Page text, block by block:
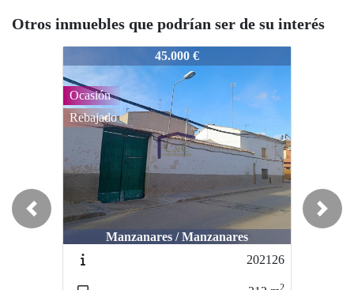
Otros inmuebles que podrían ser de su interés
45.000 €
Manzanares / Manzanares
Ocasión
Rebajado
202126
2
201810
Manzanares / Manzanares
Previous Next